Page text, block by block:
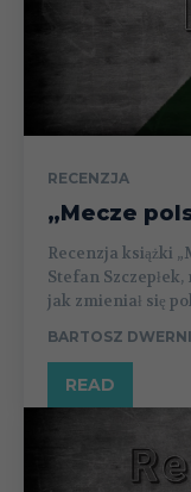
RECENZJA
„Mecze
Recenzja książki
Stefan
jak zmieniał się
BARTOSZ
READ